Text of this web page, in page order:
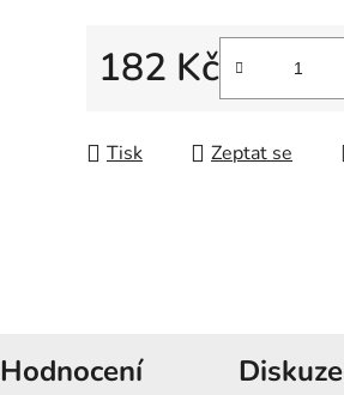
182 Kč
Tisk Zeptat se
Hodnocení Diskuze